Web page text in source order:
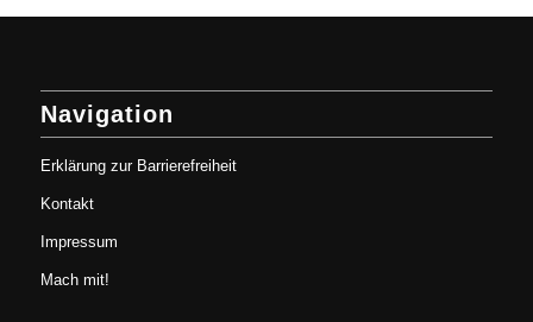
Navigation
Erklärung zur Barrierefreiheit
Kontakt
Impressum
Mach mit!